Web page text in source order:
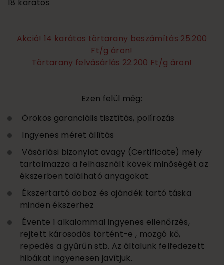
18 karátos
Akció! 14 karátos törtarany beszámítás 25.200
Ft/g áron!
Törtarany felvásárlás 22.200 Ft/g áron!
Ezen felül még:
Örökös garanciális tisztítás, polírozás
Ingyenes méret állítás
Vásárlási bizonylat avagy (Certificate) mely
tartalmazza a felhasznált kövek minőségét az
ékszerben található anyagokat.
Ékszertartó doboz és ajándék tartó táska
minden ékszerhez
Évente 1 alkalommal ingyenes ellenőrzés,
rejtett károsodás történt-e , mozgó kő,
repedés a gyűrűn stb. Az általunk felfedezett
hibákat ingyenesen javítjuk.